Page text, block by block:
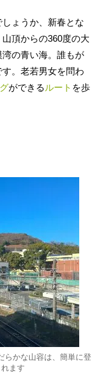
ょうか、新春とな
頂からの360度の大
の青い海。誰もが
。老若男女を問わ
ができる ルート を歩
らかな山容は、簡単に登
ます